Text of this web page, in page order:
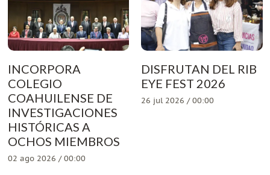
INCORPORA
COLEGIO
COAHUILENSE DE
INVESTIGACIONES
HISTÓRICAS A
OCHOS MIEMBROS
02 ago 2026 / 00:00
DISFRUTAN DEL RIB
EYE FEST 2026
26 jul 2026 / 00:00